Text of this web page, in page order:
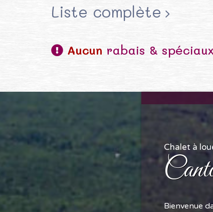
Liste complète
Aucun rabais &
Chalet à
Bienvenue